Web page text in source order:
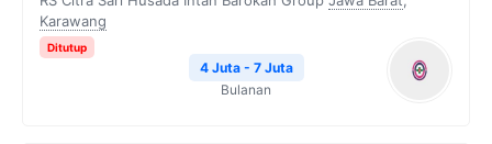
Karawang
Ditutup
4 Juta - 7 Juta
Bulanan